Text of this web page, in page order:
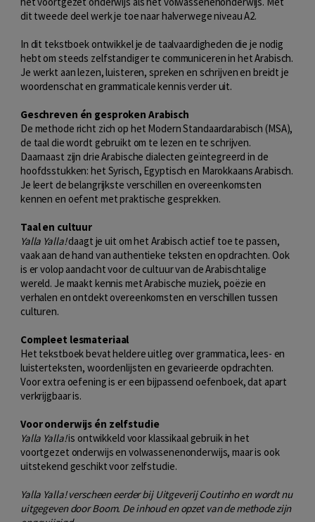
dit tweede deel werk je toe naar halverwege niveau A2.
In dit tekstboek ontwikkel je de taalvaardigheden die je nodig
hebt om steeds zelfstandiger te communiceren in het Arabisch.
Je werkt aan lezen, luisteren, spreken en schrijven en breidt je
woordenschat en grammaticale kennis verder uit.
Geschreven én gesproken Arabisch
De methode richt zich op het Modern Standaardarabisch (MSA),
de taal die wordt gebruikt om te lezen en te schrijven.
Daarnaast zijn drie Arabische dialecten geïntegreerd in de
hoofdsstukken: het Syrisch, Egyptisch en Marokkaans Arabisch.
Je leert de belangrijkste verschillen en overeenkomsten
kennen en oefent met praktische gesprekken.
Taal en cultuur
Yalla Yalla!daagt je uit om het Arabisch actief toe te passen,
vaak aan de hand van authentieke teksten en opdrachten. Ook
is er volop aandacht voor de cultuur van de Arabischtalige
wereld. Je maakt kennis met Arabische muziek, poëzie en
verhalen en ontdekt overeenkomsten en verschillen tussen
culturen.
Compleet lesmateriaal
Het tekstboek bevat heldere uitleg over grammatica, lees- en
luisterteksten, woordenlijsten en gevarieerde opdrachten.
Voor extra oefening is er een bijpassend oefenboek, dat apart
verkrijgbaar is.
Voor onderwijs én zelfstudie
Yalla Yalla!is ontwikkeld voor klassikaal gebruik in het
voortgezet onderwijs en volwassenenonderwijs, maar is ook
uitstekend geschikt voor zelfstudie.
Yalla Yalla! verscheen eerder bij Uitgeverij Coutinho en wordt nu
uitgegeven door Boom. De inhoud en opzet van de methode zijn